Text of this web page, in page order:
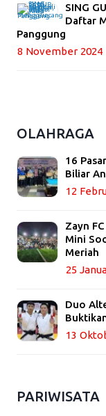
SING
Daftar
Panggung
8 November 2024
OLAHRAGA
16
Biliar
12
Zayn
Mini
Meriah
25
Duo
13
PARIWISATA